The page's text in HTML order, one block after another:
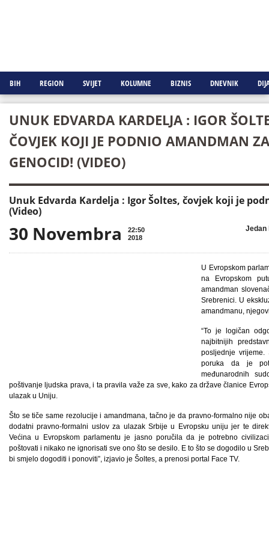
BIH REGION SVIJET KOLUMNE BIZNIS DNEVNIK
UNUK EDVARDA KARDELJA : IGOR
ČOVJEK KOJI JE PODNIO AMANDMAN ZA
GENOCID! (VIDEO)
Unuk Edvarda Kardelja : Igor Šoltes, čovjek koji je
(Video)
30 Novembra
22:50
2018
Jedan
U Evropskom
na Evropskom
amandman
Srebrenici. U
amandmanu,
“To je logičan
najbitnijih
posljednje
poruka da je
međunarodnih
poštivanje ljudska prava, i ta pravila važe za sve, kako za države članice
ulazak u Uniju.
Što se tiče same rezolucije i amandmana, tačno je da pravno-formalno nije
dodatni pravno-formalni uslov za ulazak Srbije u Evropsku uniju jer te
Većina u Evropskom parlamentu je jasno poručila da je potrebno
poštovati i nikako ne ignorisati sve ono što se desilo. E to što se dogodilo u
bi smjelo dogoditi i ponoviti”, izjavio je Šoltes, a prenosi portal Face TV.